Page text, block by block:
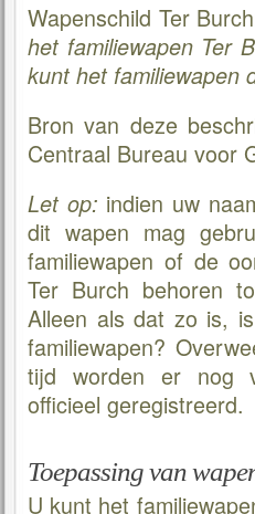
Wapenschild Ter
het familiewapen Ter
kunt het familiewapen
Bron van deze
Centraal Bureau voor
Let op: indien uw
dit wapen mag
familiewapen of de
Ter Burch behoren
Alleen als dat zo is,
familiewapen?
tijd worden er nog
officieel geregistreerd.
Toepassing van
U kunt het